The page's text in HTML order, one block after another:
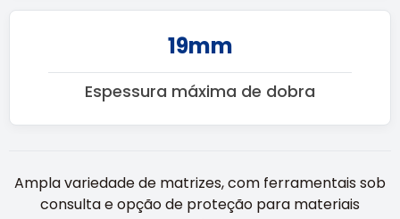
19mm
Espessura máxima de dobra
Ampla variedade de matrizes, com ferramentais sob
consulta e opção de proteção para materiais